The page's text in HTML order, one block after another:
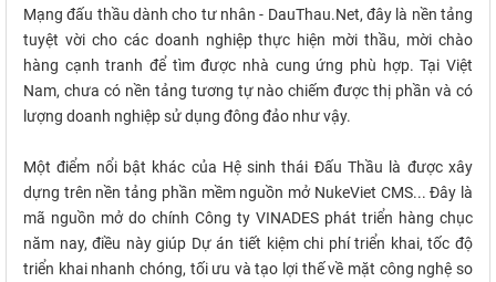
Mạng đấu thầu dành cho tư nhân - DauThau.Net, đây là nền tảng
tuyệt vời cho các doanh nghiệp thực hiện mời thầu, mời chào
hàng cạnh tranh để tìm được nhà cung ứng phù hợp. Tại Việt
Nam, chưa có nền tảng tương tự nào chiếm được thị phần và có
lượng doanh nghiệp sử dụng đông đảo như vậy.
Một điểm nổi bật khác của Hệ sinh thái Đấu Thầu là được xây
dựng trên nền tảng phần mềm nguồn mở NukeViet CMS... Đây là
mã nguồn mở do chính Công ty VINADES phát triển hàng chục
năm nay, điều này giúp Dự án tiết kiệm chi phí triển khai, tốc độ
triển khai nhanh chóng, tối ưu và tạo lợi thế về mặt công nghệ so